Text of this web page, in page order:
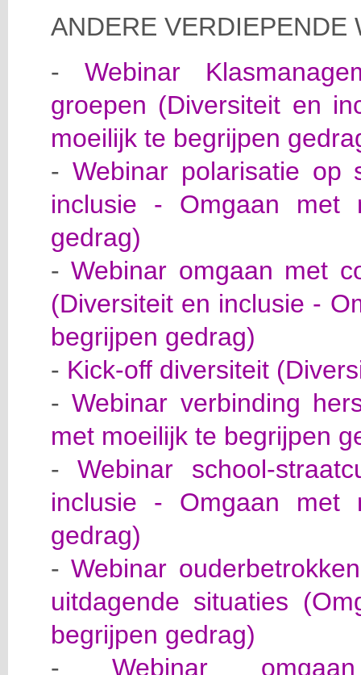
ANDERE VERDIEPENDE
- Webinar
groepen (Diversiteit en
moeilijk te begrijpen
- Webinar polarisatie op
inclusie - Omgaan met
gedrag)
-Webinar omgaan met
(Diversiteit en inclusie -
begrijpen gedrag)
- Kick-off diversiteit
-Webinar verbinding
met moeilijk te begrijpen
-Webinar school-
inclusie - Omgaan met
gedrag)
-Webinar
uitdagende situaties
begrijpen gedrag)
-Webinar